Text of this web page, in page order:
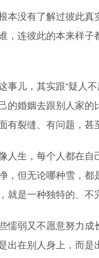
没有了解过彼此真
，连彼此的本来样
儿，其实跟“疑人不
的婚姻去跟别人家
有裂缝、有问题，甚
生，每个人都在自
，但无论哪种雪，
就是一种独特的、不
弱又不愿意努力成
出在别人身上，而是